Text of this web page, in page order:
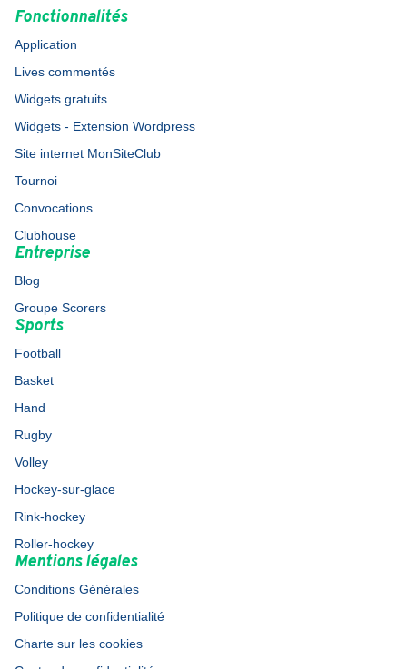
Fonctionnalités
Application
Lives commentés
Widgets gratuits
Widgets - Extension Wordpress
Site internet MonSiteClub
Tournoi
Convocations
Clubhouse
Entreprise
Blog
Groupe Scorers
Sports
Football
Basket
Hand
Rugby
Volley
Hockey-sur-glace
Rink-hockey
Roller-hockey
Mentions légales
Conditions Générales
Politique de confidentialité
Charte sur les cookies